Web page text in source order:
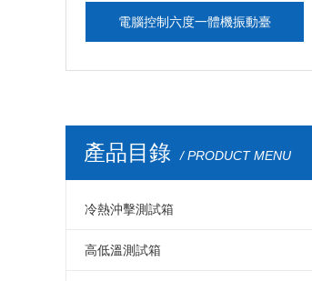
電腦控制六度一體機振動臺
產品目錄 / PRODUCT MENU
冷熱沖擊測試箱
冷熱沖擊箱
高低溫測試箱